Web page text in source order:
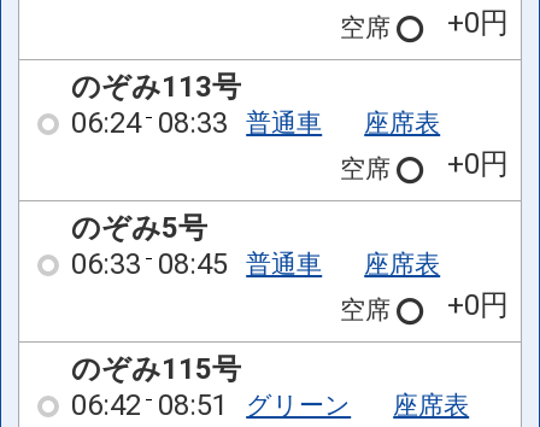
空席
+0円
のぞみ113号
06:24 08:33 普通車
座席表
空席
+0円
のぞみ5号
06:33 08:45 普通車
座席表
空席
+0円
のぞみ115号
06:42 08:51 グリーン
座席表